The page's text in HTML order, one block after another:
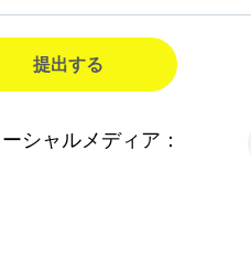
提出する
シャルメディア：